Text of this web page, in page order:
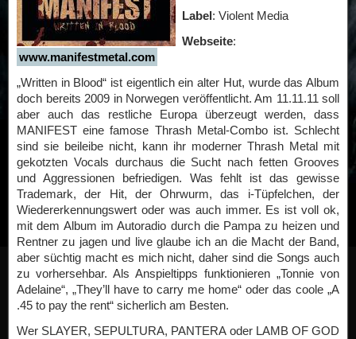
Label: Violent Media
Webseite:
www.manifestmetal.com
„Written in Blood“ ist eigentlich ein alter Hut, wurde das Album
doch bereits 2009 in Norwegen veröffentlicht. Am 11.11.11 soll
aber auch das restliche Europa überzeugt werden, dass
MANIFEST eine famose Thrash Metal-Combo ist. Schlecht
sind sie beileibe nicht, kann ihr moderner Thrash Metal mit
gekotzten Vocals durchaus die Sucht nach fetten Grooves
und Aggressionen befriedigen. Was fehlt ist das gewisse
Trademark, der Hit, der Ohrwurm, das i-Tüpfelchen, der
Wiedererkennungswert oder was auch immer. Es ist voll ok,
mit dem Album im Autoradio durch die Pampa zu heizen und
Rentner zu jagen und live glaube ich an die Macht der Band,
aber süchtig macht es mich nicht, daher sind die Songs auch
zu vorhersehbar. Als Anspieltipps funktionieren „Tonnie von
Adelaine“, „They’ll have to carry me home“ oder das coole „A
.45 to pay the rent“ sicherlich am Besten.
Wer SLAYER, SEPULTURA, PANTERA oder LAMB OF GOD